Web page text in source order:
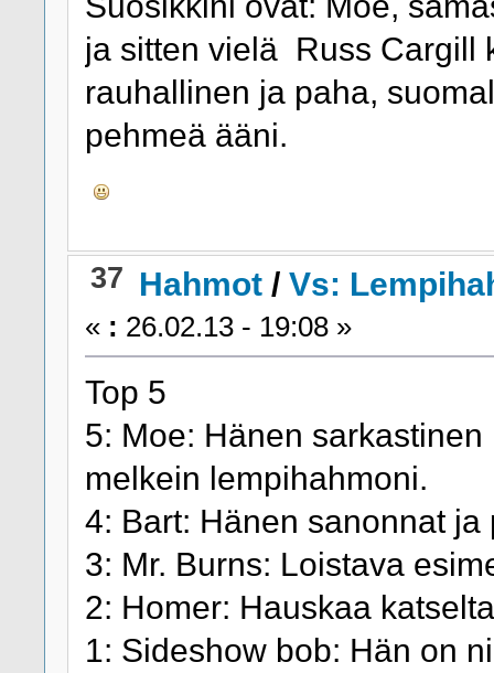
ja sitten vielä Russ Cargill
rauhallinen ja paha,
pehmeä ääni.
37 Hahmot /Vs:
« : 26.02.13 - 19:08 »
Top 5
5: Moe: Hänen
melkein lempihahmoni.
4: Bart: Hänen sanonnat
3: Mr. Burns: Loistava
2: Homer: Hauskaa
1: Sideshow bob: Hän on